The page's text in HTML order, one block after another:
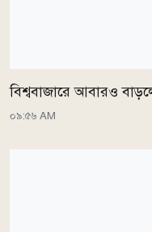
বিশ্ববাজারে আবারও
০৯:৫৬ AM